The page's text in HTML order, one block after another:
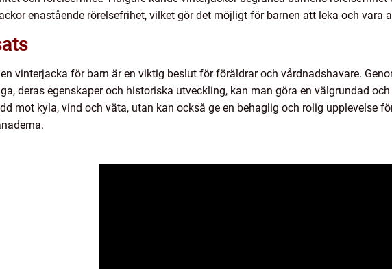
enastående rörelsefrihet, vilket gör det möjligt för barnen att leka och vara
vinterjacka för barn är en viktig beslut för föräldrar och vårdnadshavare.
deras egenskaper och historiska utveckling, kan man göra en välgrundad
mot kyla, vind och väta, utan kan också ge en behaglig och rolig upplevelse